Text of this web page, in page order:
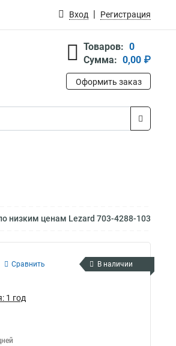
Вход Регистрация
Товаров: 0
Сумма: 0,00 ₽
Оформить заказ
низким ценам Lezard 703-4288-103
Сравнить В наличии
1 год